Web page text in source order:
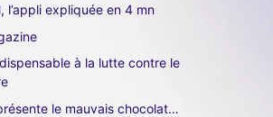
l’appli expliquée en 4 mn
à la lutte contre le
le mauvais chocolat…